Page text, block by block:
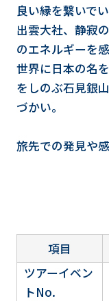
良い縁を繋いで
出雲大社、静寂
のエネルギーを
世界に日本の名
をしのぶ石見銀
づかい。
旅先での発見や
項目
ツアーイベン
トNo.